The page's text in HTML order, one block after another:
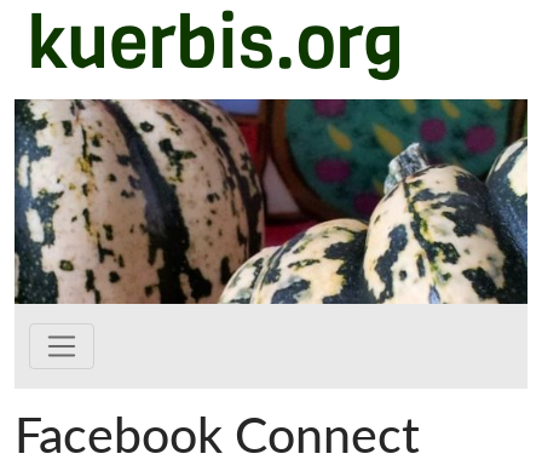
Zum Hauptinhalt springen
kuerbis.org
Facebook Connect